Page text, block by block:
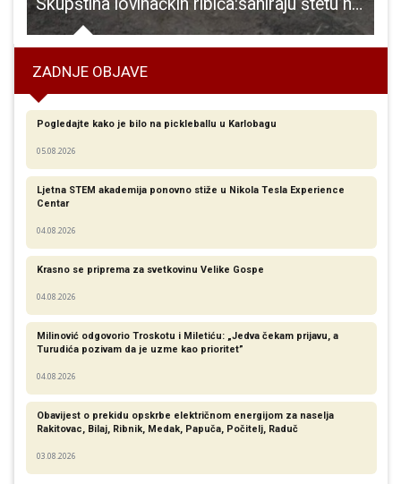
ZADNJE OBJAVE
Pogledajte kako je bilo na pickleballu u Karlobagu
05.08.2026
Ljetna STEM akademija ponovno stiže u Nikola Tesla Experience
Centar
04.08.2026
Krasno se priprema za svetkovinu Velike Gospe
04.08.2026
Milinović odgovorio Troskotu i Miletiću: „Jedva čekam prijavu, a
Turudića pozivam da je uzme kao prioritet”
04.08.2026
Obavijest o prekidu opskrbe električnom energijom za naselja
Rakitovac, Bilaj, Ribnik, Medak, Papuča, Počitelj, Raduč
03.08.2026